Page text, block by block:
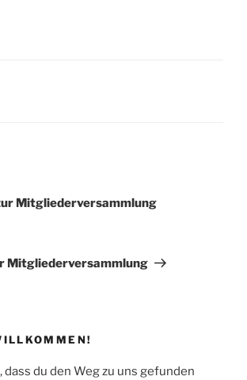
Mitgliederversammlung
Mitgliederversammlung
du den Weg zu uns gefunden